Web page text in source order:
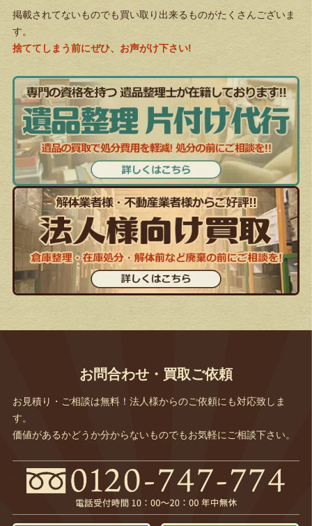
掲載されてないものでも買い取り出来るものがたくさんございま
す。
捨ててしまう前にぜひ、お声がけ下さい!
お問合わせ・買取ご依頼
お見積り・ご相談は無料！法人様からのご依頼にも対応致しま
す。
価値があるかどうか分からないものでもお気軽にご相談下さい。